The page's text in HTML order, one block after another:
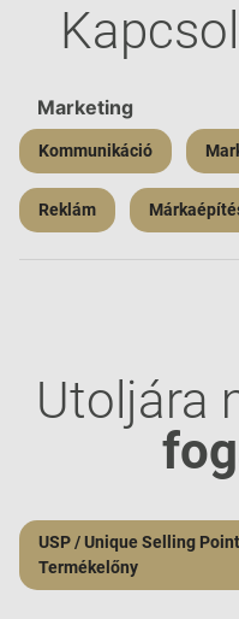
Marketing
Kommunikáció
Reklám
Utoljára
USP / Unique Selling
Termékelőny